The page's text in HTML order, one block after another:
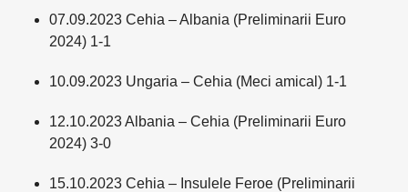
07.09.2023 Cehia – Albania (Preliminarii Euro
2024) 1-1
10.09.2023 Ungaria – Cehia (Meci amical) 1-1
12.10.2023 Albania – Cehia (Preliminarii Euro
2024) 3-0
15.10.2023 Cehia – Insulele Feroe (Preliminarii